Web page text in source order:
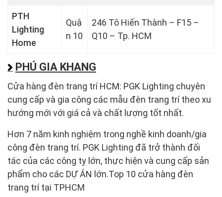
PTH
Lighting
Home
Quậ
n 10
246 Tô Hiến Thành – F15 –
Q10 – Tp. HCM
PHÚ GIA KHANG
Cửa hàng đèn trang trí HCM: PGK Lighting chuyên
cung cấp và gia công các mẫu đèn trang trí theo xu
hướng mới với giá cả và chất lượng tốt nhất.
Hơn 7 năm kinh nghiệm trong nghề kinh doanh/gia
công đèn trang trí. PGK Lighting đã trở thành đối
tác của các công ty lớn, thực hiện và cung cấp sản
phẩm cho các DỰ ÁN lớn.Top 10 cửa hàng đèn
trang trí tại TPHCM